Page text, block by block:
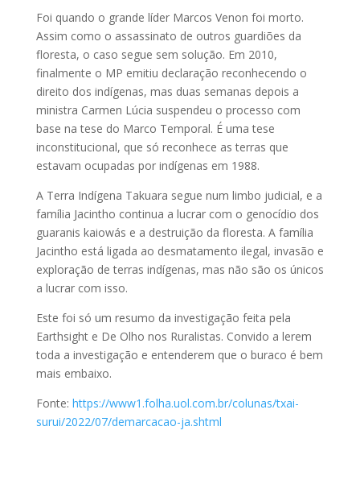
Foi quando o grande líder Marcos Venon foi morto.
Assim como o assassinato de outros guardiões da
floresta, o caso segue sem solução. Em 2010,
finalmente o MP emitiu declaração reconhecendo o
direito dos indígenas, mas duas semanas depois a
ministra Carmen Lúcia suspendeu o processo com
base na tese do Marco Temporal. É uma tese
inconstitucional, que só reconhece as terras que
estavam ocupadas por indígenas em 1988.
A Terra Indígena Takuara segue num limbo judicial, e a
família Jacintho continua a lucrar com o genocídio dos
guaranis kaiowás e a destruição da floresta. A família
Jacintho está ligada ao desmatamento ilegal, invasão e
exploração de terras indígenas, mas não são os únicos
a lucrar com isso.
Este foi só um resumo da investigação feita pela
Earthsight e De Olho nos Ruralistas. Convido a lerem
toda a investigação e entenderem que o buraco é bem
mais embaixo.
Fonte: https://www1.folha.uol.com.br/colunas/txai-
surui/2022/07/demarcacao-ja.shtml